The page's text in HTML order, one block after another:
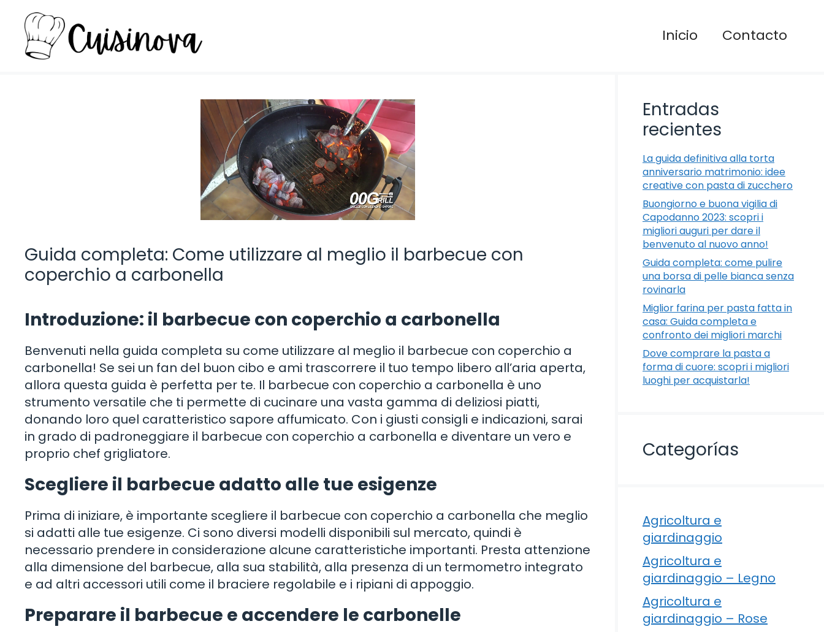
contenuto
Inicio Contacto
Guida completa: Come utilizzare al meglio il barbecue con
coperchio a carbonella
Introduzione: il barbecue con coperchio a carbonella
Benvenuti nella guida completa su come utilizzare al meglio il barbecue con coperchio a
carbonella! Se sei un fan del buon cibo e ami trascorrere il tuo tempo libero all’aria aperta,
allora questa guida è perfetta per te. Il barbecue con coperchio a carbonella è uno
strumento versatile che ti permette di cucinare una vasta gamma di deliziosi piatti,
donando loro quel caratteristico sapore affumicato. Con i giusti consigli e indicazioni, sarai
in grado di padroneggiare il barbecue con coperchio a carbonella e diventare un vero e
proprio chef grigliatore.
Scegliere il barbecue adatto alle tue esigenze
Prima di iniziare, è importante scegliere il barbecue con coperchio a carbonella che meglio
si adatti alle tue esigenze. Ci sono diversi modelli disponibili sul mercato, quindi è
necessario prendere in considerazione alcune caratteristiche importanti. Presta attenzione
alla dimensione del barbecue, alla sua stabilità, alla presenza di un termometro integrato
e ad altri accessori utili come il braciere regolabile e i ripiani di appoggio.
Preparare il barbecue e accendere le carbonelle
Entradas
recientes
La guida definitiva alla torta
anniversario matrimonio: idee
creative con pasta di zucchero
Buongiorno e buona vigilia di
Capodanno 2023: scopri i
migliori auguri per dare il
benvenuto al nuovo anno!
Guida completa: come pulire
una borsa di pelle bianca senza
rovinarla
Miglior farina per pasta fatta in
casa: Guida completa e
confronto dei migliori marchi
Dove comprare la pasta a
forma di cuore: scopri i migliori
luoghi per acquistarla!
Categorías
Agricoltura e
giardinaggio
Agricoltura e
giardinaggio – Legno
Agricoltura e
giardinaggio – Rose